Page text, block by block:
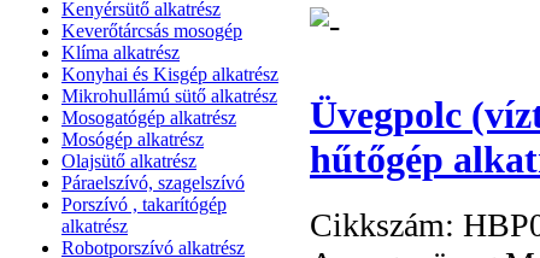
Kenyérsütő alkatrész
Keverőtárcsás mosogép
Klíma alkatrész
Konyhai és Kisgép alkatrész
Mikrohullámú sütő alkatrész
Mosogatógép alkatrész
Mosógép alkatrész
Olajsütő alkatrész
Páraelszívó, szagelszívó
Porszívó , takarítógép
alkatrész
Robotporszívó alkatrész
Üvegpolc
hűtőgép
Cikkszám: